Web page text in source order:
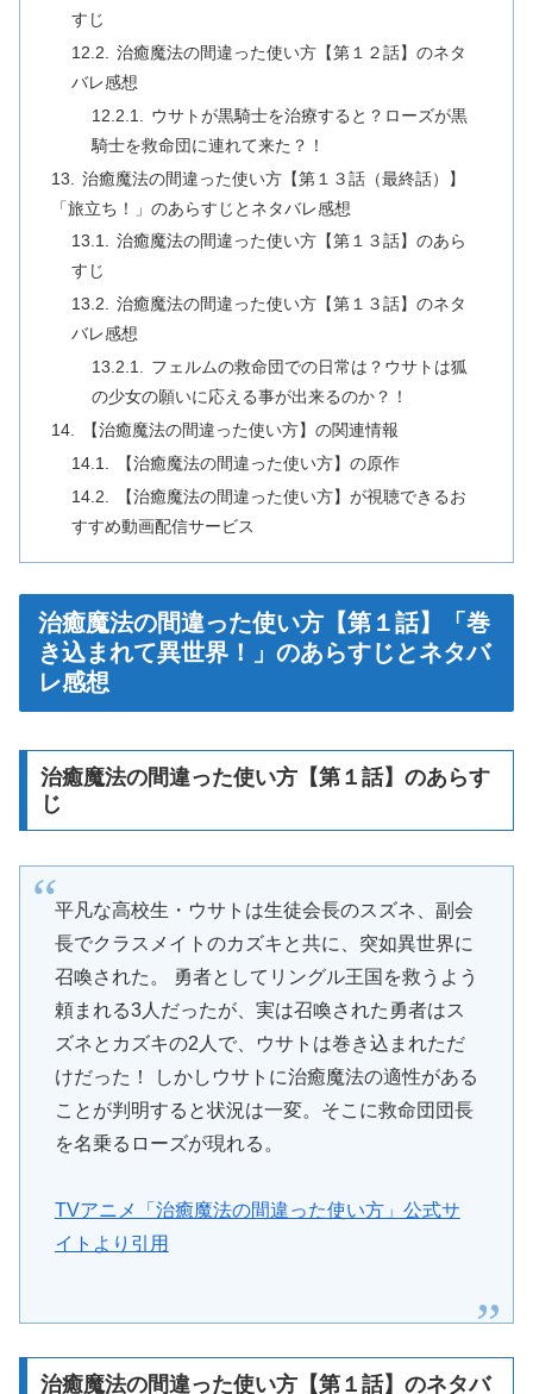
すじ
治癒魔法の間違った使い方【第１２話】のネタ
バレ感想
ウサトが黒騎士を治療すると？ローズが黒
騎士を救命団に連れて来た？！
治癒魔法の間違った使い方【第１３話（最終話）】
「旅⽴ち！」のあらすじとネタバレ感想
治癒魔法の間違った使い方【第１３話】のあら
すじ
治癒魔法の間違った使い方【第１３話】のネタ
バレ感想
フェルムの救命団での日常は？ウサトは狐
の少女の願いに応える事が出来るのか？！
【治癒魔法の間違った使い方】の関連情報
【治癒魔法の間違った使い方】の原作
【治癒魔法の間違った使い方】が視聴できるお
すすめ動画配信サービス
治癒魔法の間違った使い方【第１話】「巻
き込まれて異世界！」のあらすじとネタバ
レ感想
治癒魔法の間違った使い方【第１話】のあらす
じ
平凡な高校生・ウサトは生徒会長のスズネ、副会
長でクラスメイトのカズキと共に、突如異世界に
召喚された。 勇者としてリングル王国を救うよう
頼まれる3人だったが、実は召喚された勇者はス
ズネとカズキの2人で、ウサトは巻き込まれただ
けだった！ しかしウサトに治癒魔法の適性がある
ことが判明すると状況は一変。そこに救命団団長
を名乗るローズが現れる。
TVアニメ「治癒魔法の間違った使い方」公式サ
イトより引用
治癒魔法の間違った使い方【第１話】のネタバ